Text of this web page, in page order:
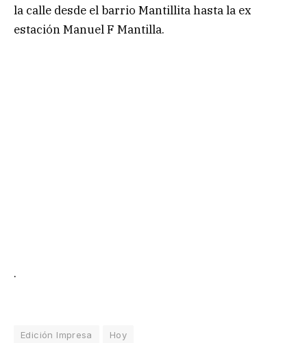
la calle desde el barrio Mantillita hasta la ex
estación Manuel F Mantilla.
.
Edición Impresa Hoy